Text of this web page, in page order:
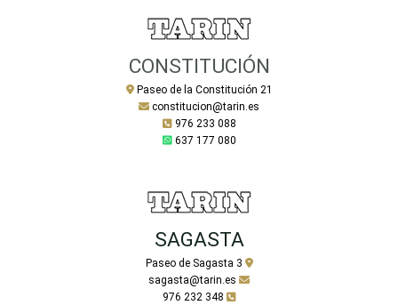
CONSTITUCIÓN
Paseo de la Constitución 21
constitucion@tarin.es
976 233 088
637 177 080
SAGASTA
Paseo de Sagasta 3
sagasta@tarin.es
976 232 348